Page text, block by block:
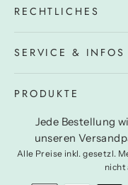
RECHTLICHES
SERVICE & INFOS
PRODUKTE
Jede Bestellung
unseren
Alle Preise inkl. gesetzl.
nicht